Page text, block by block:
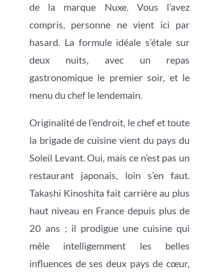
de la marque Nuxe. Vous l’avez
compris, personne ne vient ici par
hasard. La formule idéale s’étale sur
deux nuits, avec un repas
gastronomique le premier soir, et le
menu du chef le lendemain.
Originalité de l’endroit, le chef et toute
la brigade de cuisine vient du pays du
Soleil Levant. Oui, mais ce n’est pas un
restaurant japonais, loin s’en faut.
Takashi Kinoshita fait carrière au plus
haut niveau en France depuis plus de
20 ans ; il prodigue une cuisine qui
mêle intelligemment les belles
influences de ses deux pays de cœur,